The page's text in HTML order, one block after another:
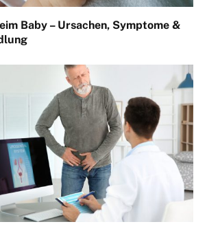
Baby – Ursachen, Symptome &